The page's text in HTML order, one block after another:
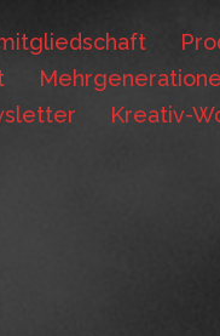
Kreativ-